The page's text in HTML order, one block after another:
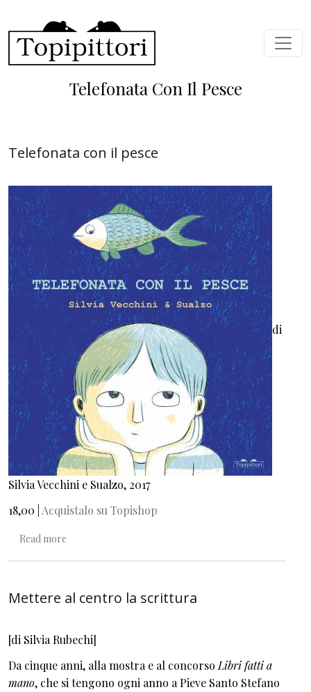
Telefonata Con Il Pesce
Telefonata con il pesce
di
Silvia Vecchini e Sualzo, 2017
18,00 | Acquistalo su Topishop
Read more
Mettere al centro la scrittura
[di Silvia Rubechi]
Da cinque anni, alla mostra e al concorso Libri fatti a
mano, che si tengono ogni anno a Pieve Santo Stefano